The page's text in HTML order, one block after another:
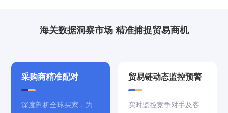
海关数据洞察市场 精准捕捉贸易商机
采购商精准配对
深度剖析全球买家，为
贸易链动态监控预警
实时监控竞争对手及客